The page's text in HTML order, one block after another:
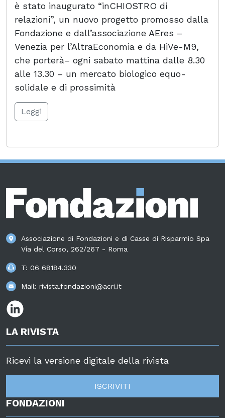
è stato inaugurato “inCHIOSTRO di
relazioni”, un nuovo progetto promosso dalla
Fondazione e dall’associazione AEres –
Venezia per l’AltraEconomia e da HiVe-M9,
che porterà– ogni sabato mattina dalle 8.30
alle 13.30 – un mercato biologico equo-
solidale e di prossimità
Leggi
Associazione di Fondazioni e di Casse di Risparmio Spa
Via del Corso, 262/267 - Roma
T: 06 68184.330
Mail: rivista.fondazioni@acri.it
LA RIVISTA
Ricevi la versione digitale della rivista
ISCRIVITI
FONDAZIONI